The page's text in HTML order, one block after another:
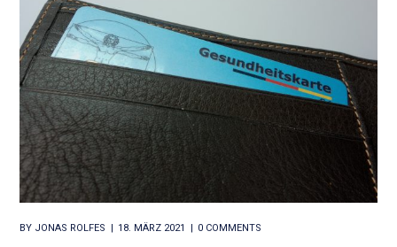
BY JONAS ROLFES 18. MÄRZ 2021 0 COMMENTS